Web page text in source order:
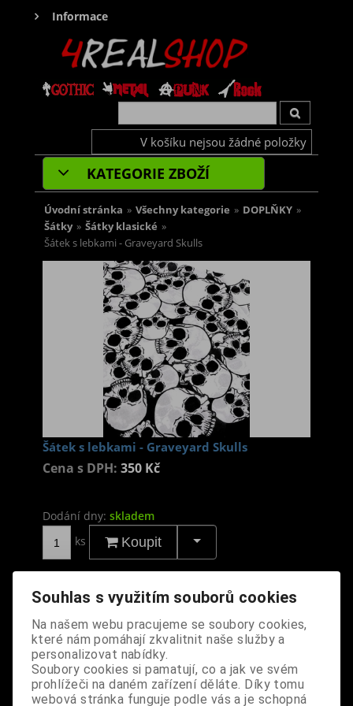
Informace
V košíku nejsou žádné položky
KATEGORIE ZBOŽÍ
Úvodní stránka » Všechny kategorie » DOPLŇKY »
Šátky » Šátky klasické »
Šátek s lebkami - Graveyard Skulls
Šátek s lebkami - Graveyard Skulls
Cena s DPH: 350 Kč
Dodání dny: skladem
ks
Koupit
Výrobce:CZ
DOSTSATBPUS6356
Záruka (měsíců): 24
Dotaz na výrobek
Tisk
materiál: 100% bavlna
Souhlas s využitím souborů cookies
Na našem webu pracujeme se soubory cookies,
které nám pomáhají zkvalitnit naše služby a
personalizovat nabídky.
Soubory cookies si pamatují, co a jak ve svém
prohlížeči na daném zařízení děláte. Díky tomu
webová stránka funguje podle vás a je schopná